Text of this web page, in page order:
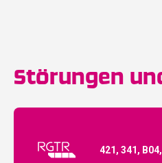
Störungen
421, 341,